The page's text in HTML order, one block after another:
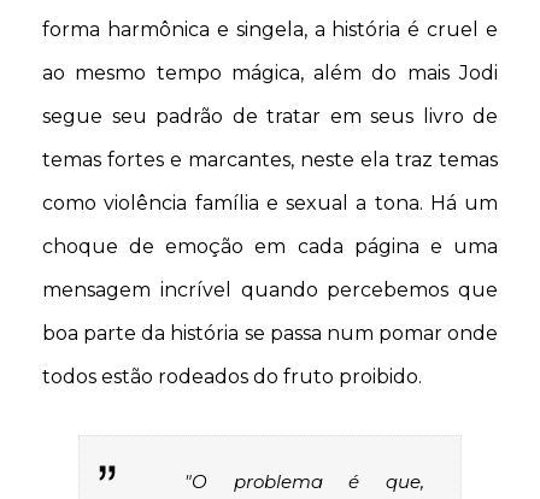
forma harmônica e singela, a história é cruel e
ao mesmo tempo mágica, além do mais Jodi
segue seu padrão de tratar em seus livro de
temas fortes e marcantes, neste ela traz temas
como violência família e sexual a tona. Há um
choque de emoção em cada página e uma
mensagem incrível quando percebemos que
boa parte da história se passa num pomar onde
todos estão rodeados do fruto proibido.
"O problema é que,